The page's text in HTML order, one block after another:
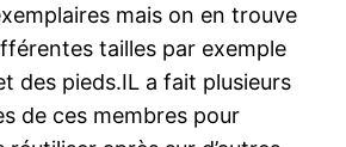
mais on en trouve
tailles par exemple
des pieds.IL a fait plusieurs
de ces membres pour